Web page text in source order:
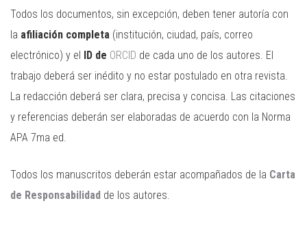
Todos los documentos, sin excepción, deben tener autoría con
la afiliación completa (institución, ciudad, país, correo
electrónico) y el ID de ORCID de cada uno de los autores. El
trabajo deberá ser inédito y no estar postulado en otra revista.
La redacción deberá ser clara, precisa y concisa. Las citaciones
y referencias deberán ser elaboradas de acuerdo con la Norma
APA 7ma ed.
Todos los manuscritos deberán estar acompañados de la Carta
de Responsabilidad de los autores.